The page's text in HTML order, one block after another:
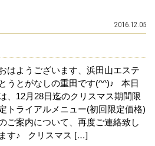
2016.12.05
はようございます、浜田山エステ
とうとがなしの重田です(^^)♪ 本日
、12月28日迄のクリスマス期間限
トライアルメニュー(初回限定価格)
ご案内について、再度ご連絡致し
ます♪ クリスマス […]